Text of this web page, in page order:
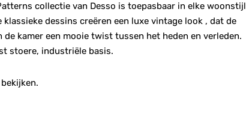
collectie van Desso is toepasbaar in elke woonstijl
dessins creëren een luxe vintage look , dat de
kamer een mooie twist tussen het heden en verleden.
stoere, industriële basis.